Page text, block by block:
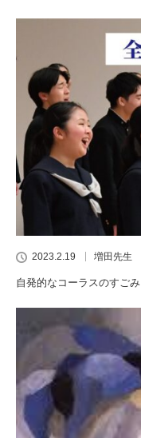
2023.2.19 増田先生
自発的なコーラスのすごみ